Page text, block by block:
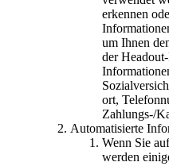
erkennen
um Ihnen
der
ort,
Zahlungs-/
Automatisierte
Wenn Sie
werden